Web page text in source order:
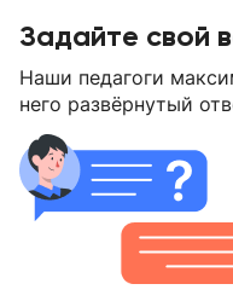
Задайте свой
Наши педагоги
него развёрнутый